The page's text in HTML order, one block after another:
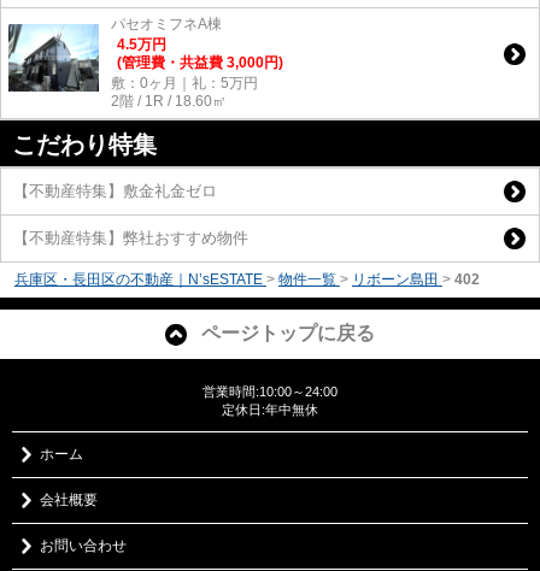
パセオミフネA棟
4.5万円
(管理費・共益費 3,000円)
敷：0ヶ月｜礼：5万円
2階 / 1R / 18.60㎡
こだわり特集
【不動産特集】敷金礼金ゼロ
【不動産特集】弊社おすすめ物件
兵庫区・長田区の不動産｜N’sESTATE > 物件一覧 > リボーン島田 > 402
ページトップに戻る
営業時間:10:00～24:00
定休日:年中無休
ホーム
会社概要
お問い合わせ